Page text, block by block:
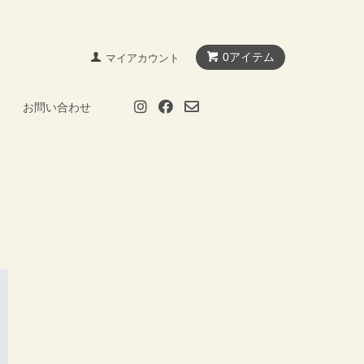
0アイテム
マイアカウント
お問い合わせ